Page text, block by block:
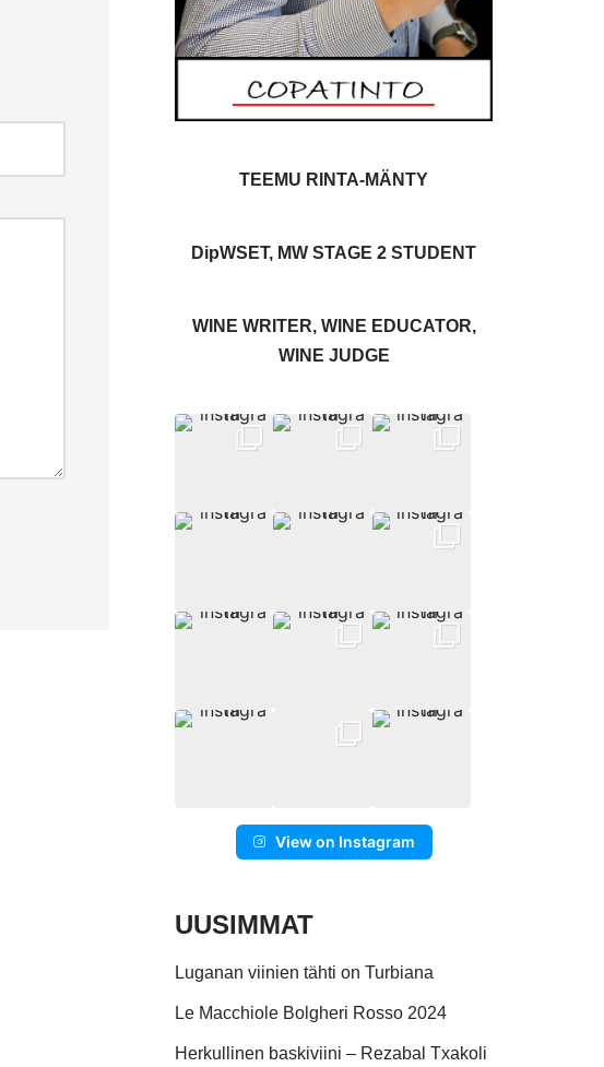
TEEMU RINTA-MÄNTY
DipWSET, MW STAGE 2 STUDENT
WINE WRITER, WINE EDUCATOR,
WINE JUDGE
View on Instagram
UUSIMMAT
Luganan viinien tähti on Turbiana
Le Macchiole Bolgheri Rosso 2024
Herkullinen baskiviini – Rezabal Txakoli